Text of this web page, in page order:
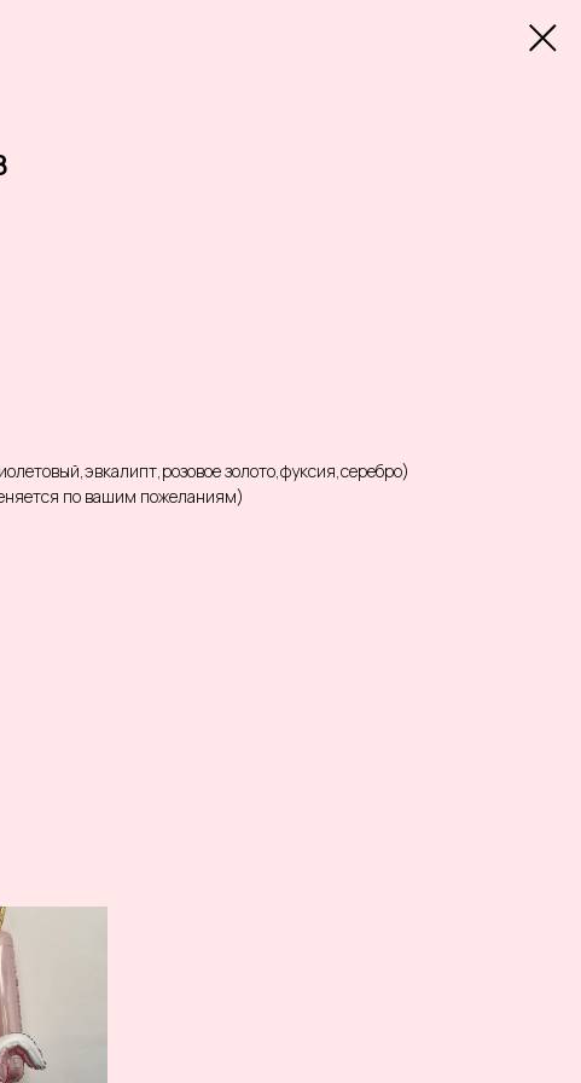
золото,фуксия,серебро)
по вашим пожеланиям)